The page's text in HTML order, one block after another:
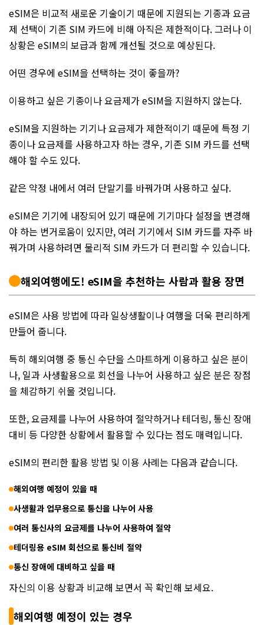
eSIM은 비교적 새로운 기술이기 때문에 지원되는 기종과 요금
제 선택이 기존 SIM 카드에 비해 아직은 제한적이다. 그러나 이
상황은 eSIM의 보급과 함께 개선될 것으로 예상된다.
어떤 경우에 eSIM을 선택하는 것이 좋을까?
이용하고 싶은 기종이나 요금제가 eSIM을 지원하지 않는다.
eSIM을 지원하는 기기나 요금제가 제한적이기 때문에 특정 기
종이나 요금제를 사용하고자 하는 경우, 기존 SIM 카드를 선택
해야 할 수도 있다.
같은 약정 내에서 여러 단말기를 바꿔가며 사용하고 싶다.
eSIM은 기기에 내장되어 있기 때문에 기기마다 설정을 변경해
야 하는 번거로움이 있지만, 여러 기기에서 SIM 카드를 자주 바
꿔가며 사용하려면 물리적 SIM 카드가 더 편리할 수 있습니다.
해외여행에도! eSIM을 추천하는 사람과 활용 장면
eSIM은 사용 방법에 따라 일상생활이나 여행을 더욱 편리하게
만들어 줍니다.
특히 해외여행 중 통신 수단을 스마트하게 이용하고 싶은 분이
나, 일과 사생활용으로 회선을 나누어 사용하고 싶은 분은 장점
을 체감하기 쉬울 것입니다.
또한, 요금제를 나누어 사용하여 절약하거나 테더링, 통신 장애
대비 등 다양한 상황에서 활용할 수 있다는 점도 매력입니다.
eSIM의 편리한 활용 방법 및 이용 사례는 다음과 같습니다.
해외여행 예정이 있을 때
사생활과 업무용으로 통신을 나누어 사용
여러 통신사의 요금제를 나누어 사용하여 절약
테더링용 eSIM 회선으로 통신비 절약
통신 장애에 대비하고 싶을 때
자신의 이용 상황과 비교해 보면서 꼭 확인해 보세요.
해외여행 예정이 있는 경우